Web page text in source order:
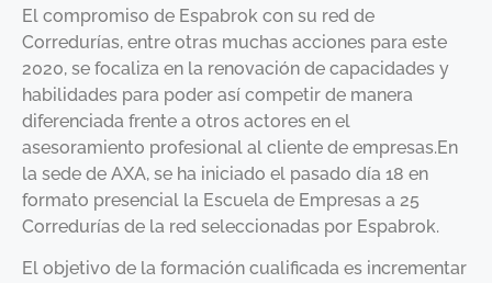
El compromiso de Espabrok con su red de
Corredurías, entre otras muchas acciones para este
2020, se focaliza en la renovación de capacidades y
habilidades para poder así competir de manera
diferenciada frente a otros actores en el
asesoramiento profesional al cliente de empresas.En
la sede de AXA, se ha iniciado el pasado día 18 en
formato presencial la Escuela de Empresas a 25
Corredurías de la red seleccionadas por Espabrok.
El objetivo de la formación cualificada es incrementar